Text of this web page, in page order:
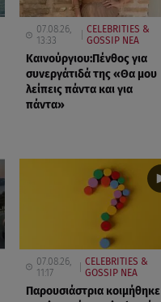
07.08.26,
13:33
CELEBRITIES &
GOSSIP ΝΕΑ
Καινούργιου:Πένθος για
συνεργάτιδά της «Θα μου
λείπεις πάντα και για
πάντα»
07.08.26,
11:17
CELEBRITIES &
GOSSIP ΝΕΑ
Παρουσιάστρια κοιμήθηκε